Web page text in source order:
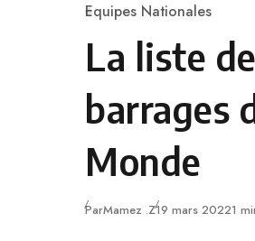
Category
Equipes Nationales
La liste
barrages
Monde
ParMamez .ZPublié
19 mars 20221